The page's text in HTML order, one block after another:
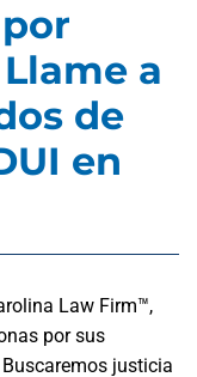
a
de
en
Law Firm™,
por sus
justicia